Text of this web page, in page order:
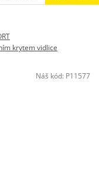
krytem vidlice
Náš kód: P11577